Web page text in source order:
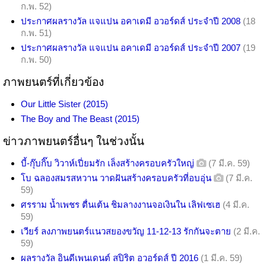
ก.พ. 52)
ประกาศผลรางวัล แจแปน อคาเดมี อวอร์ดส์ ประจำปี 2008 (18
ก.พ. 51)
ประกาศผลรางวัล แจแปน อคาเดมี อวอร์ดส์ ประจำปี 2007 (19
ก.พ. 50)
ภาพยนตร์ที่เกี่ยวข้อง
Our Little Sister (2015)
The Boy and The Beast (2015)
ข่าวภาพยนตร์อื่นๆ ในช่วงนั้น
บี้-กุ๊บกิ๊บ วิวาห์เปี่ยมรัก เล็งสร้างครอบครัวใหญ่
(7 มี.ค. 59)
โบ ฉลองสมรสหวาน วาดฝันสร้างครอบครัวที่อบอุ่น
(7 มี.ค.
59)
ศรราม น้ำเพชร ตื่นเต้น ชิมลางงานจอเงินใน เลิฟเซเฮ (4 มี.ค.
59)
เวียร์ ลงภาพยนตร์แนวสยองขวัญ 11-12-13 รักกันจะตาย (2 มี.ค.
59)
ผลรางวัล อินดีเพนเดนต์ สปิริต อวอร์ดส์ ปี 2016 (1 มี.ค. 59)